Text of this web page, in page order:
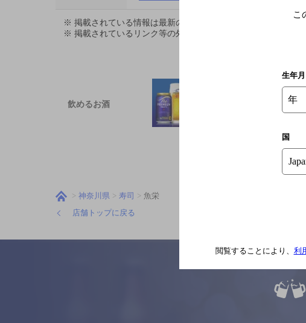
※ 掲載されている情報は最新の内容と異なる場合があります。
※ 掲載されているリンク等の外部コンテンツはお客様のご判断
飲めるお酒
神奈川県 寿司
魚栄
店舗トップに戻る
こ
生年月
年
国
閲覧することにより、 利